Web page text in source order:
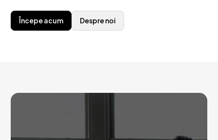
Începe acum Despre noi